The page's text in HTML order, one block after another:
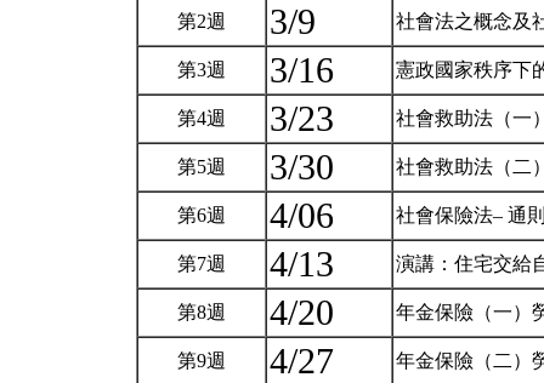
第2週 3/9 社會法之概念及
第3週 3/16 憲政國家秩序下
第4週 3/23 社會救助法（一
第5週 3/30 社會救助法（二
第6週 4/06 社會保險法– 通
第7週 4/13 演講：住宅交給
第8週 4/20 年金保險（一）
第9週 4/27 年金保險（二）